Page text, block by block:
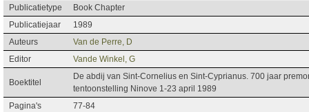
Publicatietype
Book Chapter
Publicatiejaar
1989
Auteurs
Van de Perre, D
Editor
Vande Winkel, G
Boektitel
De abdij van Sint-Cornelius en Sint-Cyprianus. 700 jaar
tentoonstelling Ninove 1-23 april 1989
Pagina's
77-84